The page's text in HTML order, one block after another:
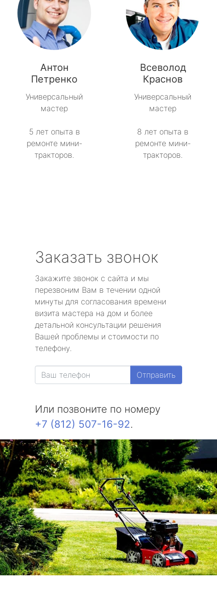
Антон
Петренко
Универсальный
мастер
5 лет опыта в
ремонте мини-
тракторов.
Всеволод
Краснов
Универсальный
мастер
8 лет опыта в
ремонте мини-
тракторов.
Заказать звонок
Закажите звонок с сайта и мы
перезвоним Вам в течении одной
минуты для согласования времени
визита мастера на дом и более
детальной консультации решения
Вашей проблемы и стоимости по
телефону.
Отправить
Или позвоните по номеру
+7 (812) 507-16-92.